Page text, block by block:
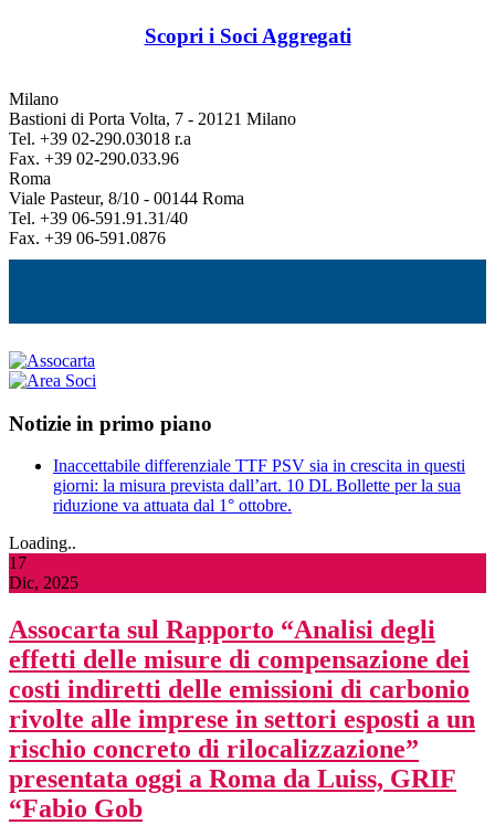
Scopri i Soci Aggregati
Milano
Bastioni di Porta Volta, 7 - 20121 Milano
Tel. +39 02-290.03018 r.a
Fax. +39 02-290.033.96
Roma
Viale Pasteur, 8/10 - 00144 Roma
Tel. +39 06-591.91.31/40
Fax. +39 06-591.0876
Notizie in primo piano
Inaccettabile differenziale TTF PSV sia in crescita in questi
giorni: la misura prevista dall’art. 10 DL Bollette per la sua
riduzione va attuata dal 1° ottobre.
Loading..
17
Dic, 2025
Assocarta sul Rapporto “Analisi degli
effetti delle misure di compensazione dei
costi indiretti delle emissioni di carbonio
rivolte alle imprese in settori esposti a un
rischio concreto di rilocalizzazione”
presentata oggi a Roma da Luiss, GRIF
“Fabio Gob